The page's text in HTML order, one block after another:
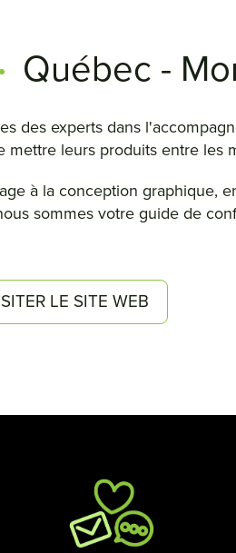
Québec -
des experts dans
leurs produits entre les
à la conception graphique,
sommes votre guide de
LE SITE WEB